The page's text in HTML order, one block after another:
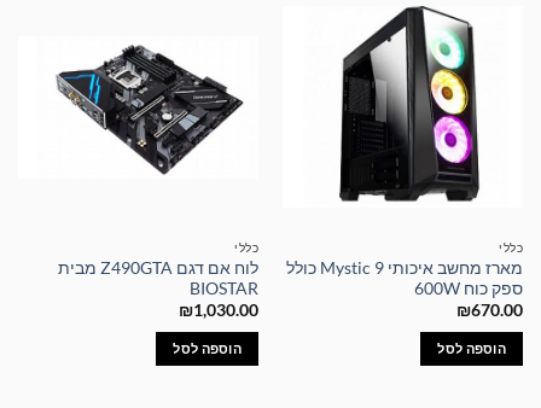
כללי
מארז מחשב איכותי Mystic 9 כולל
ספק כוח 600W
₪670.00
הוספה לסל
כללי
לוח אם דגם Z490GTA מבית
BIOSTAR
₪1,030.00
הוספה לסל